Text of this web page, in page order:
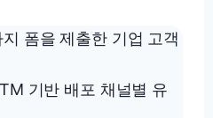
폼을 제출한 기업 고객
기반 배포 채널별 유